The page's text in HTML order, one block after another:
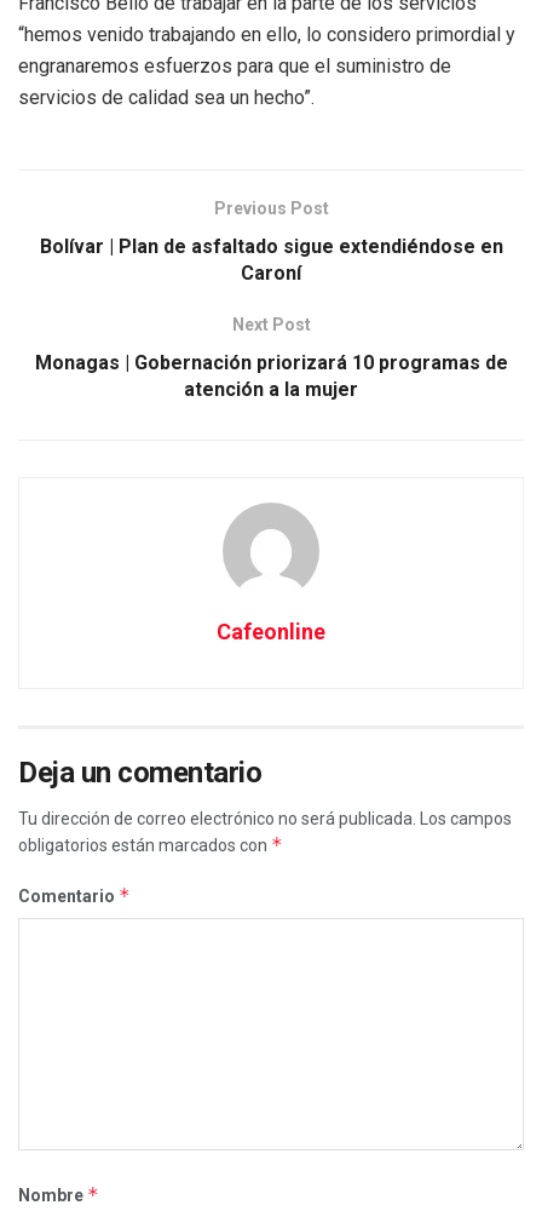
“hemos venido trabajando en ello, lo considero primordial y
engranaremos esfuerzos para que el suministro de
servicios de calidad sea un hecho”.
Previous Post
Bolívar | Plan de asfaltado sigue extendiéndose en
Caroní
Next Post
Monagas | Gobernación priorizará 10 programas de
atención a la mujer
Cafeonline
Deja un comentario
Tu dirección de correo electrónico no será publicada. Los campos
obligatorios están marcados con *
Comentario *
Nombre *